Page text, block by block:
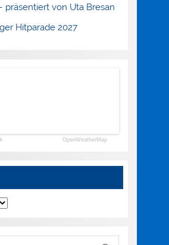
präsentiert von Uta Bresan
Hitparade 2027
OpenWeatherMap